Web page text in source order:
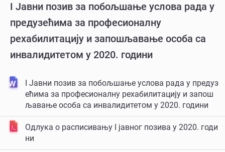
I Јавни позив за побољшање услова рада у
предузећима за професионалну
рехабилитацију и запошљавање особа са
инвалидитетом у 2020. години
I Јавни позив за побољшање услова рада у предуз
ећима за професионалну рехабилитацију и запош
љавање особа са инвалидитетом у 2020. години
Одлука о расписивању I јавног позива у 2020. годи
ни